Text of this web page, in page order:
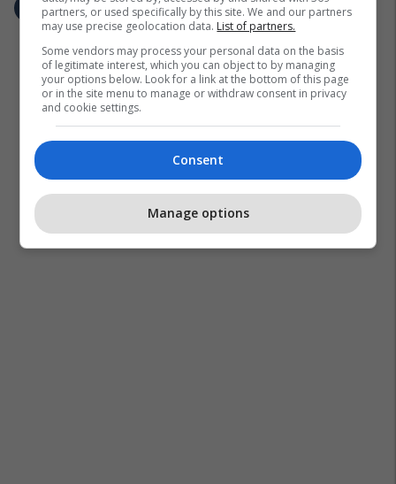
partners, or used specifically by this site. We and our partners
may use precise geolocation data. List of partners.
Some vendors may process your personal data on the basis
of legitimate interest, which you can object to by managing
your options below. Look for a link at the bottom of this page
or in the site menu to manage or withdraw consent in privacy
and cookie settings.
Consent
Manage options